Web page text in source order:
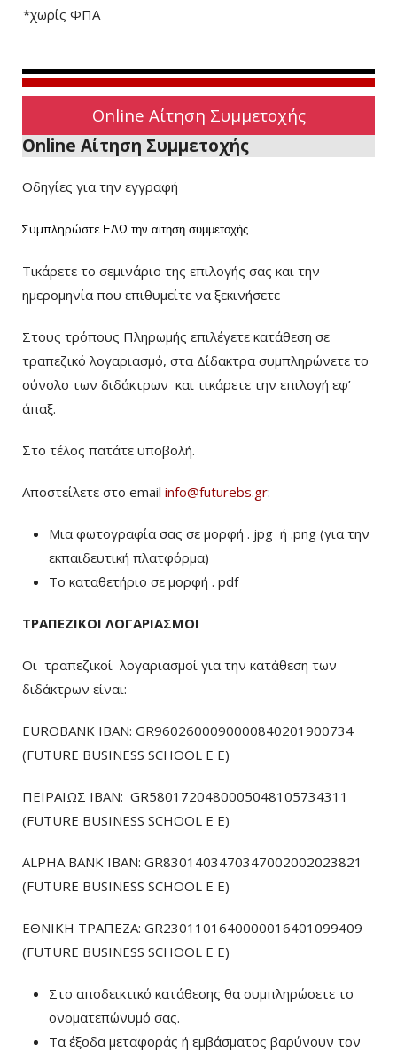
*χωρίς ΦΠΑ
Online Αίτηση Συμμετοχής
Online Αίτηση Συμμετοχής
Οδηγίες για την εγγραφή
Συμπληρώστε ΕΔΩ την αίτηση συμμετοχής
Τικάρετε το σεμινάριο της επιλογής σας και την
ημερομηνία που επιθυμείτε να ξεκινήσετε
Στους τρόπους Πληρωμής επιλέγετε κατάθεση σε
τραπεζικό λογαριασμό, στα Δίδακτρα συμπληρώνετε το
σύνολο των διδάκτρων και τικάρετε την επιλογή εφ’
άπαξ.
Στο τέλος πατάτε υποβολή.
Αποστείλετε στο email info@futurebs.gr:
Μια φωτογραφία σας σε μορφή . jpg ή .png (για την
εκπαιδευτική πλατφόρμα)
To καταθετήριο σε μορφή . pdf
ΤΡΑΠΕΖΙΚΟΙ ΛΟΓΑΡΙΑΣΜΟΙ
Οι τραπεζικοί λογαριασμοί για την κατάθεση των
διδάκτρων είναι:
EUROBANK IBAN: GR9602600090000840201900734
(FUTURE BUSINESS SCHOOL E E)
ΠΕΙΡΑΙΩΣ ΙΒΑΝ: GR5801720480005048105734311
(FUTURE BUSINESS SCHOOL E E)
ALPHA BANK IBAN: GR8301403470347002002023821
(FUTURE BUSINESS SCHOOL E E)
ΕΘΝΙΚΗ ΤΡΑΠΕΖΑ: GR2301101640000016401099409
(FUTURE BUSINESS SCHOOL E E)
Στο αποδεικτικό κατάθεσης θα συμπληρώσετε το
ονοματεπώνυμό σας.
Τα έξοδα μεταφοράς ή εμβάσματος βαρύνουν τον